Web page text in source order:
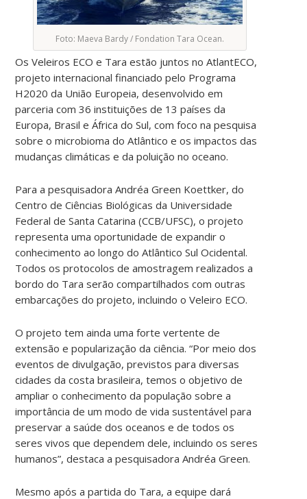
Foto: Maeva Bardy / Fondation Tara Ocean.
Os Veleiros ECO e Tara estão juntos no AtlantECO,
projeto internacional financiado pelo Programa
H2020 da União Europeia, desenvolvido em
parceria com 36 instituições de 13 países da
Europa, Brasil e África do Sul, com foco na pesquisa
sobre o microbioma do Atlântico e os impactos das
mudanças climáticas e da poluição no oceano.
Para a pesquisadora Andréa Green Koettker, do
Centro de Ciências Biológicas da Universidade
Federal de Santa Catarina (CCB/UFSC), o projeto
representa uma oportunidade de expandir o
conhecimento ao longo do Atlântico Sul Ocidental.
Todos os protocolos de amostragem realizados a
bordo do Tara serão compartilhados com outras
embarcações do projeto, incluindo o Veleiro ECO.
O projeto tem ainda uma forte vertente de
extensão e popularização da ciência. “Por meio dos
eventos de divulgação, previstos para diversas
cidades da costa brasileira, temos o objetivo de
ampliar o conhecimento da população sobre a
importância de um modo de vida sustentável para
preservar a saúde dos oceanos e de todos os
seres vivos que dependem dele, incluindo os seres
humanos”, destaca a pesquisadora Andréa Green.
Mesmo após a partida do Tara, a equipe dará